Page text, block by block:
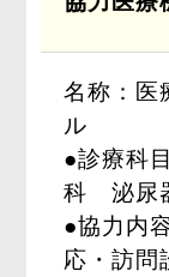
名称：医
ル
●診療科
科 泌尿
●協力内
応・訪問